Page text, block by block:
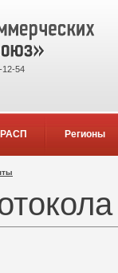
54
Регионы